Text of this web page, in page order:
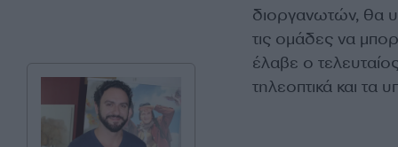
διοργανωτών, θα
τις ομάδες να
έλαβε ο
τηλεοπτικά και τα